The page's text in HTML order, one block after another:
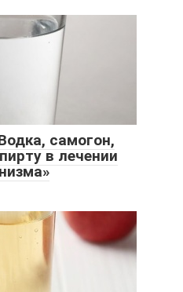
самогон,
в лечении